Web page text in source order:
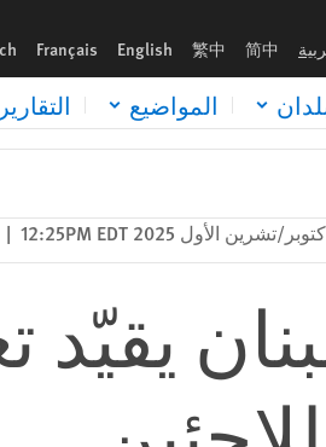
简中
繁中
English
Français
المواضيع التقارير
|